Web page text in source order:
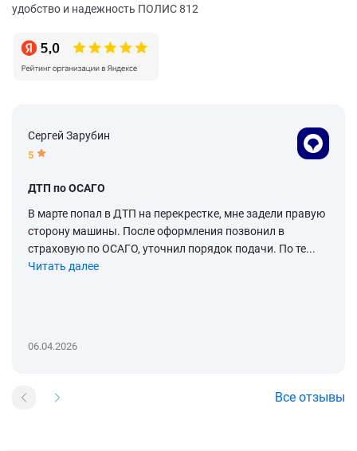
удобство и надежность ПОЛИС 812
Сергей Зарубин
5
ДТП по ОСАГО
В марте попал в ДТП на перекрестке, мне задели правую
сторону машины. После оформления позвонил в
страховую по ОСАГО, уточнил порядок подачи. По те...
Читать далее
06.04.2026
Все отзывы